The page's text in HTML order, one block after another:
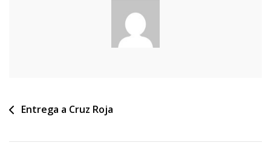
Navegación
entradas
Entrega a Cruz Roja